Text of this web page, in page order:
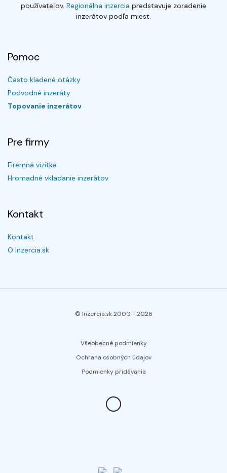
používateľov. Regionálna inzercia predstavuje zoradenie
inzerátov podľa miest.
Pomoc
Často kladené otázky
Podvodné inzeráty
Topovanie inzerátov
Pre firmy
Firemná vizitka
Hromadné vkladanie inzerátov
Kontakt
Kontakt
O Inzercia.sk
© Inzercia.sk 2000 -2026
Všeobecné podmienky
Ochrana osobných údajov
Podmienky pridávania